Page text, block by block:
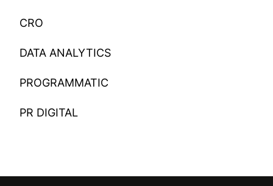
CRO
DATA ANALYTICS
PROGRAMMATIC
PR DIGITAL